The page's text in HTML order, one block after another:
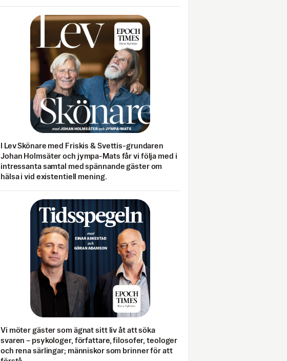
I Lev Skönare med Friskis & Svettis-grundaren
Johan Holmsäter och jympa-Mats får vi följa med i
intressanta samtal med spännande gäster om
hälsa i vid existentiell mening.
Vi möter gäster som ägnat sitt liv åt att söka
svaren – psykologer, författare, filosofer, teologer
och rena särlingar; människor som brinner för att